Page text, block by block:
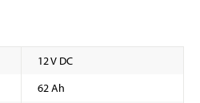
12 V DC
62 Ah